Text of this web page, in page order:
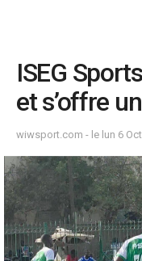
ISEG
et s’offre
wiwsport.com - le lun 6